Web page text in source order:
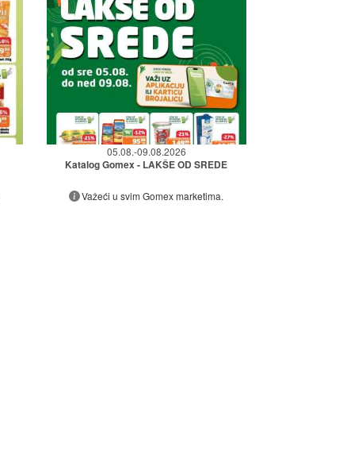
05.08.-09.08.2026
Katalog Gomex - LAKŠE OD SREDE
Važeći u svim Gomex marketima.